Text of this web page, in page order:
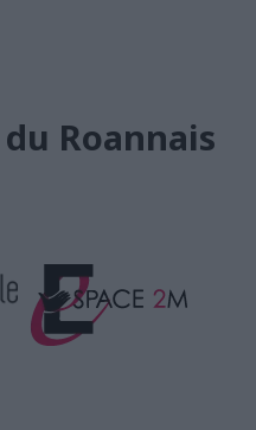
Roannais